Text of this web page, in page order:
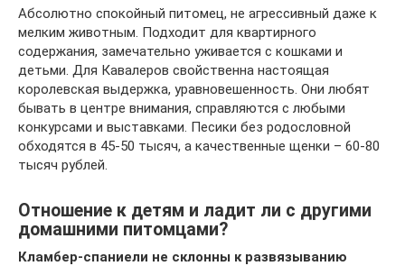
Абсолютно спокойный питомец, не агрессивный даже к
мелким животным. Подходит для квартирного
содержания, замечательно уживается с кошками и
детьми. Для Кавалеров свойственна настоящая
королевская выдержка, уравновешенность. Они любят
бывать в центре внимания, справляются с любыми
конкурсами и выставками. Песики без родословной
обходятся в 45-50 тысяч, а качественные щенки – 60-80
тысяч рублей.
Отношение к детям и ладит ли с другими
домашними питомцами?
Кламбер-спаниели не склонны к развязыванию